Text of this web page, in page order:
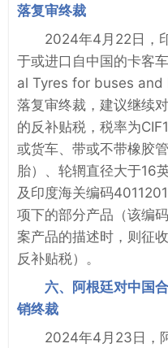
落复审终裁
2024年4月22日，
于或进口自中国的卡客
al Tyres for buses and
落复审终裁，建议继续
的反补贴税，税率为
或货车、带或不带橡胶
胎）、轮辋直径大于16
及印度海关编码
项下的部分产品（该编
案产品的描述时，则征
反补贴税）。
六、阿根廷对中国
销终裁
2024年4月23日，